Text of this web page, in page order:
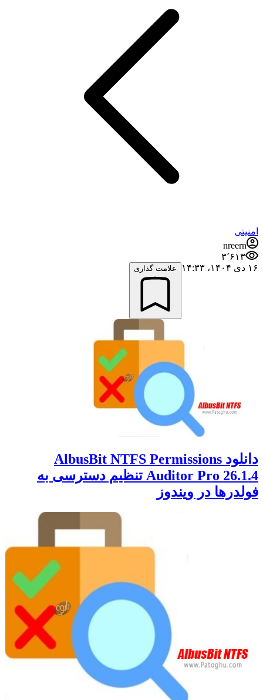
امنیتی
nreern
۳٬۶۱۳
۱۶ دی ۱۴۰۴،‏ ۱۴:۳۳
علامت گذاری
دانلود AlbusBit NTFS Permissions
Auditor Pro 26.1.4 تنظیم دسترسی به
فولدرها در ویندوز